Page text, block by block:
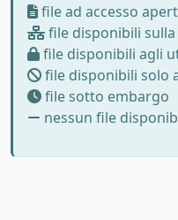
file ad accesso
file disponibili
file disponibili agli
file disponibili solo
file sotto embargo
nessun file